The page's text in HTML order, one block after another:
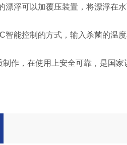
可以加覆压装置，将漂浮在水
控制的方式，输入杀菌的温度
，在使用上安全可靠，是国家